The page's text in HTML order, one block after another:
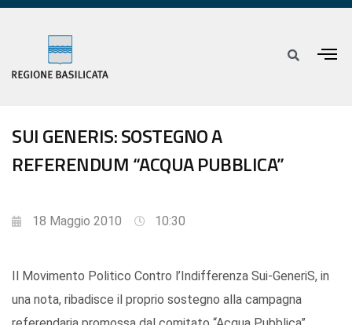
SUI GENERIS: SOSTEGNO A
REFERENDUM “ACQUA PUBBLICA”
18 Maggio 2010 10:30
Il Movimento Politico Contro l’Indifferenza Sui-GeneriS, in
una nota, ribadisce il proprio sostegno alla campagna